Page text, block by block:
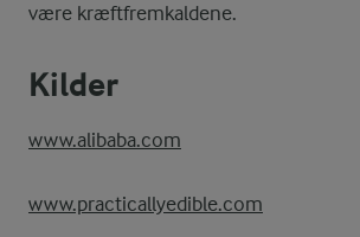
være kræftfremkaldene.
Kilder
www.alibaba.com
www.practicallyedible.com